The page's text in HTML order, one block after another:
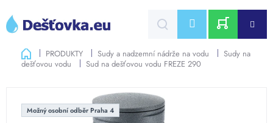
obsah
CZK
NÁKUPNÍ
DomůPRODUKTY Sudy a nadzemní nádrže na vodu
Sudy na
dešťovou vodu
Sud na dešťovou vodu FREZE 290
Možný osobní odběr Praha 4